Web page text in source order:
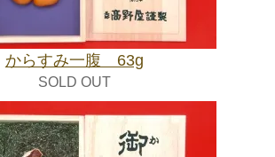
からすみ一腹 63g
SOLD OUT